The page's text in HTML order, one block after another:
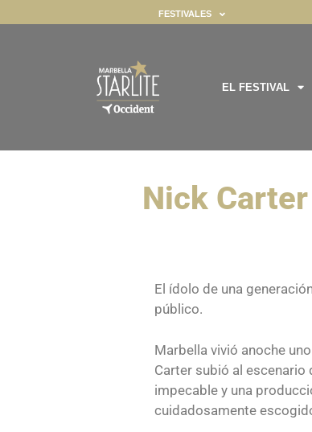
ciertas funciones. Encontrará información
ya que son esenciales para habilitar las
FESTIVALES
EL FESTIVAL
Nick
El ídolo de una
público.
Marbella vivió anoche
Carter subió al
impecable y una
cuidadosamente